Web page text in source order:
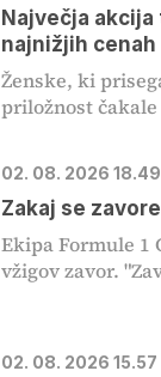
Največja
najnižjih
Ženske, ki
priložnost čakale
02. 08. 2026 18.49
Zakaj se
Ekipa Formule 1
vžigov zavor.
02. 08. 2026 15.57